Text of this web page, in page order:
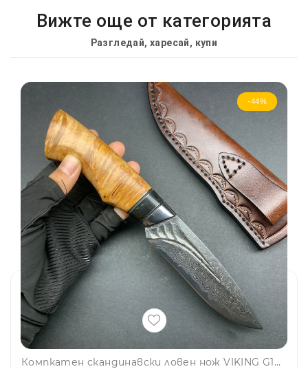
Вижте още от категорията
Разгледай, харесай, купи
-44%
Компкатен скандинавски ловен нож VIKING G10, с кожена кания